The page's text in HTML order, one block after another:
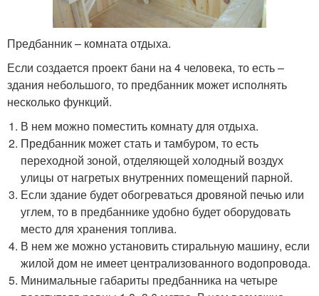
Предбанник – комната отдыха.
Если создается проект бани на 4 человека, то есть –
здания небольшого, то предбанник может исполнять
несколько функций.
В нем можно поместить комнату для отдыха.
Предбанник может стать и тамбуром, то есть
переходной зоной, отделяющей холодный воздух
улицы от нагретых внутренних помещений парной.
Если здание будет обогреваться дровяной печью или
углем, то в предбаннике удобно будет оборудовать
место для хранения топлива.
В нем же можно установить стиральную машину, если
жилой дом не имеет централизованного водопровода.
Минимальные габариты предбанника на четыре